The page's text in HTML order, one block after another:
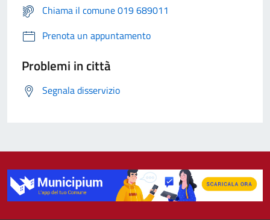
Chiama il comune 019 689011
Prenota un appuntamento
Problemi in città
Segnala disservizio